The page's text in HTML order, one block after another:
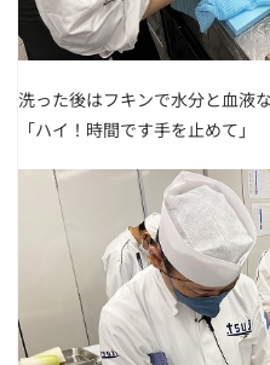
洗った後はフキンで水分と血液
「ハイ！時間です手を止めて」